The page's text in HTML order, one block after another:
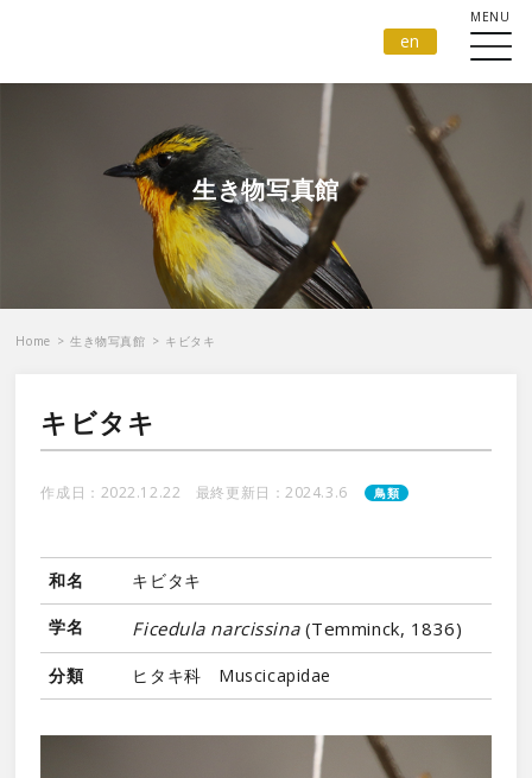
en
生き物写真館
Home > 生き物写真館 > キビタキ
キビタキ
作成日：2022.12.22 最終更新日：2024.3.6 鳥類
和名 キビタキ
学名 Ficedula narcissina(Temminck, 1836)
分類 ヒタキ科 Muscicapidae